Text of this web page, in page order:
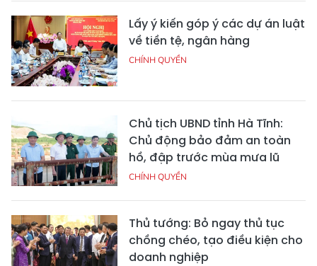
Lấy ý kiến góp ý các dự án luật
về tiền tệ, ngân hàng
CHÍNH QUYỀN
Chủ tịch UBND tỉnh Hà Tĩnh:
Chủ động bảo đảm an toàn
hồ, đập trước mùa mưa lũ
CHÍNH QUYỀN
Thủ tướng: Bỏ ngay thủ tục
chồng chéo, tạo điều kiện cho
doanh nghiệp